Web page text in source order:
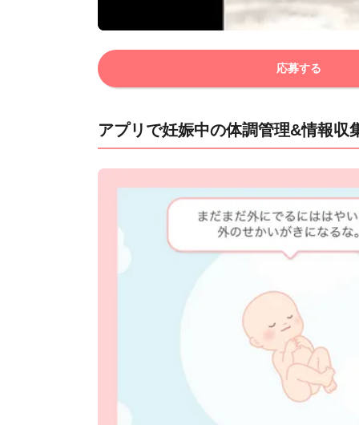
応募する
アプリで妊娠中の体調管理&情報収